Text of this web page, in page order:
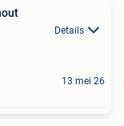
Details
13 mei 26